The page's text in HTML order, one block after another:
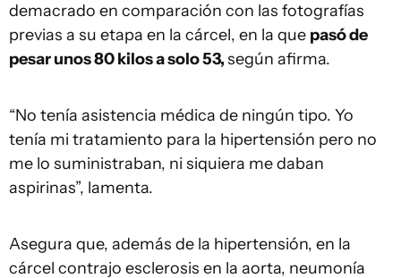
demacrado en comparación con las fotografías
previas a su etapa en la cárcel, en la que pasó de
pesar unos 80 kilos a solo 53,según afirma.
“No tenía asistencia médica de ningún tipo. Yo
tenía mi tratamiento para la hipertensión pero no
me lo suministraban, ni siquiera me daban
aspirinas”, lamenta.
Asegura que, además de la hipertensión, en la
cárcel contrajo esclerosis en la aorta, neumonía